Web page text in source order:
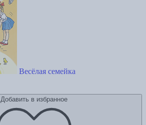
Весёлая семейка
Добавить в избранное